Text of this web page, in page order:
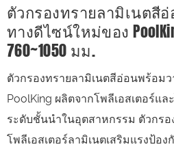
ตัวกรองทรายลามิเนตสี
ทางดีไซน์ใหม่ของ
760~1050 มม.
ตัวกรองทรายลามิเนตสีอ่อนพร้อม
PoolKing ผลิตจากโพลีเอสเตอร์แ
ระดับชั้นนำในอุตสาหกรรม ตัวกรอ
โพลีเอสเตอร์ลามิเนตเสริมแรงป้อ